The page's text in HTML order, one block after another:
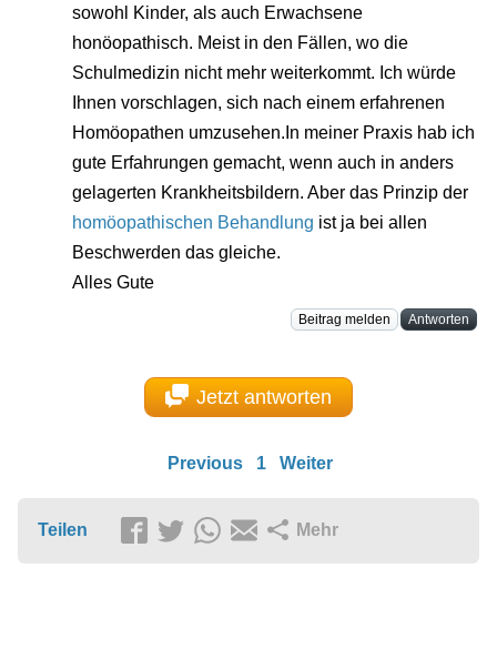
sowohl Kinder, als auch Erwachsene
honöopathisch. Meist in den Fällen, wo die
Schulmedizin nicht mehr weiterkommt. Ich würde
Ihnen vorschlagen, sich nach einem erfahrenen
Homöopathen umzusehen.In meiner Praxis hab ich
gute Erfahrungen gemacht, wenn auch in anders
gelagerten Krankheitsbildern. Aber das Prinzip der
homöopathischen Behandlung ist ja bei allen
Beschwerden das gleiche.
Alles Gute
Beitrag melden Antworten
Jetzt antworten
Previous 1 Weiter
Teilen Mehr